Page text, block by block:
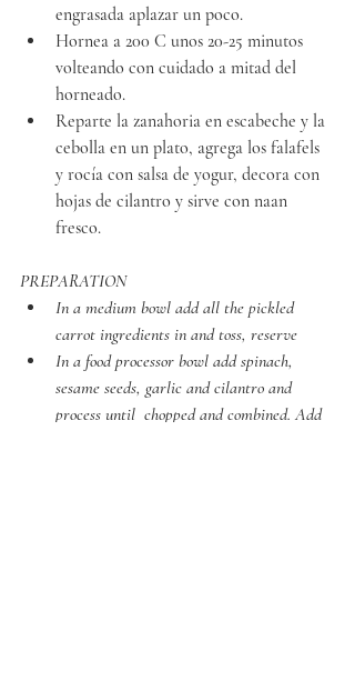
engrasada aplazar un poco.
Hornea a 200 C unos 20-25 minutos
volteando con cuidado a mitad del
horneado.
Reparte la zanahoria en escabeche y la
cebolla en un plato, agrega los falafels
y rocía con salsa de yogur, decora con
hojas de cilantro y sirve con naan
fresco.
PREPARATION
In a medium bowl add all the pickled
carrot ingredients in and toss, reserve
In a food processor bowl add spinach,
sesame seeds, garlic and cilantro and
process until  chopped and combined. Add